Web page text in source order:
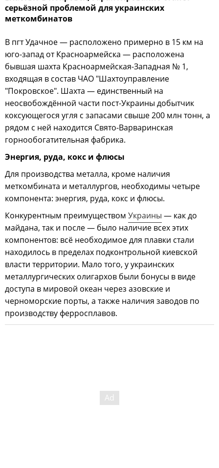
серьёзной проблемой для украинских
меткомбинатов
В пгт Удачное — расположено примерно в 15 км на
юго-запад от Красноармейска — расположена
бывшая шахта Красноармейская-Западная № 1,
входящая в состав ЧАО "Шахтоуправление
"Покровское". Шахта — единственный на
неосвобождённой части пост-Украины добытчик
коксующегося угля с запасами свыше 200 млн тонн, а
рядом с ней находится Свято-Варваринская
горнообогатительная фабрика.
Энергия, руда, кокс и флюсы
Для производства металла, кроме наличия
меткомбината и металлургов, необходимы четыре
компонента: энергия, руда, кокс и флюсы.
Конкурентным преимуществом Украины — как до
майдана, так и после — было наличие всех этих
компонентов: всё необходимое для плавки стали
находилось в пределах подконтрольной киевской
власти территории. Мало того, у украинских
металлургических олигархов были бонусы в виде
доступа в мировой океан через азовские и
черноморские порты, а также наличия заводов по
производству ферросплавов.